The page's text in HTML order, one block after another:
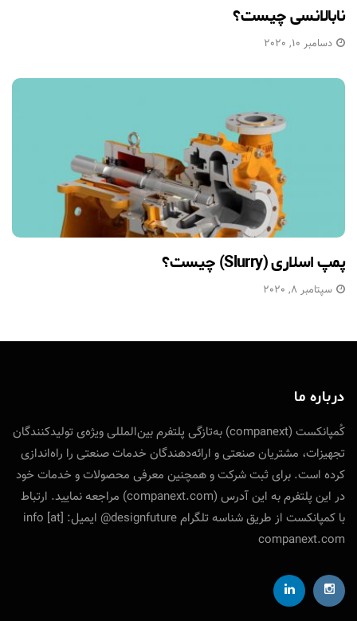
نابالانسی چیست؟
دسامبر 10, 2020
پمپ اسلاری (Slurry) چیست؟
سپتامبر 8, 2020
درباره ما
کُمپانکست (companext) به‌تازگی پلتفرم بین‌المللی ویژه‌ی تولید‌کنندگان
تجهیزات، مشتریان صنعتی و ارائه‌دهندگان خدمات صنعتی را راه‌اندازی
کرده است. برای ثبت شرکت و همچنین معرفی محصولات و خدمات خود
در این پلتفرم به این آدرس (companext.com) مراجعه نمایید. ارتباط
با کمپانکست از طریق شناسه تلگرام designfuture@ ایمیل: info [at]
companext.com